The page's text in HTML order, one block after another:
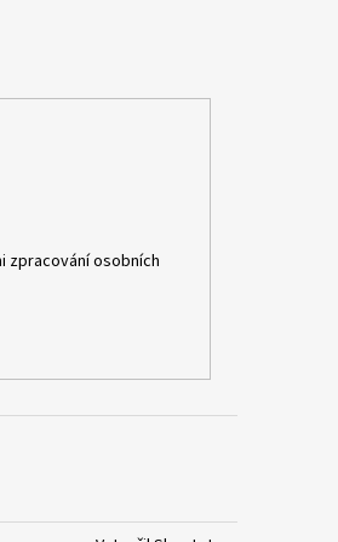
zpracování osobních